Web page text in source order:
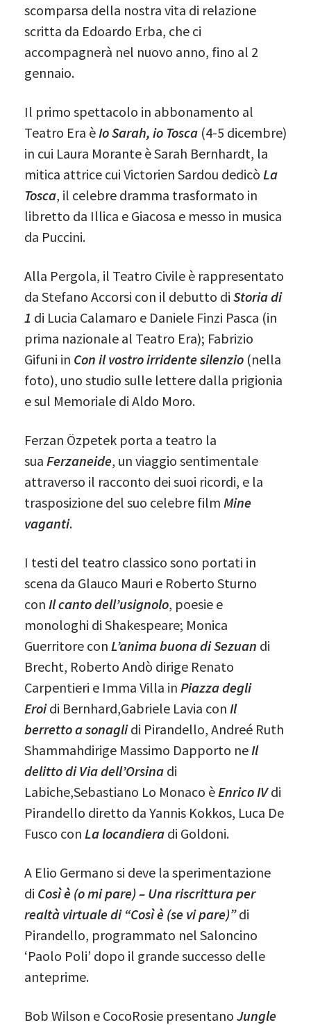
scomparsa della nostra vita di relazione
scritta da Edoardo Erba, che ci
accompagnerà nel nuovo anno, fino al 2
gennaio.
Il primo spettacolo in abbonamento al
Teatro Era è Io Sarah, io Tosca (4-5 dicembre)
in cui Laura Morante è Sarah Bernhardt, la
mitica attrice cui Victorien Sardou dedicò La
Tosca, il celebre dramma trasformato in
libretto da Illica e Giacosa e messo in musica
da Puccini.
Alla Pergola, il Teatro Civile è rappresentato
da Stefano Accorsi con il debutto di Storia di
1 di Lucia Calamaro e Daniele Finzi Pasca (in
prima nazionale al Teatro Era); Fabrizio
Gifuni in Con il vostro irridente silenzio (nella
foto), uno studio sulle lettere dalla prigionia
e sul Memoriale di Aldo Moro.
Ferzan Özpetek porta a teatro la
sua Ferzaneide, un viaggio sentimentale
attraverso il racconto dei suoi ricordi, e la
trasposizione del suo celebre film Mine
vaganti.
I testi del teatro classico sono portati in
scena da Glauco Mauri e Roberto Sturno
con Il canto dell’usignolo, poesie e
monologhi di Shakespeare; Monica
Guerritore con L’anima buona di Sezuan di
Brecht, Roberto Andò dirige Renato
Carpentieri e Imma Villa in Piazza degli
Eroidi Bernhard,Gabriele Lavia con Il
berretto a sonaglidi Pirandello, Andreé Ruth
Shammahdirige Massimo Dapporto ne Il
delitto di Via dell’Orsina di
Labiche,Sebastiano Lo Monaco è Enrico IVdi
Pirandello diretto da Yannis Kokkos, Luca De
Fusco con La locandiera di Goldoni.
A Elio Germano si deve la sperimentazione
di Così è (o mi pare) – Una riscrittura per
realtà virtuale di “Così è (se vi pare)”di
Pirandello, programmato nel Saloncino
‘Paolo Poli’ dopo il grande successo delle
anteprime.
Bob Wilson e CocoRosie presentano Jungle